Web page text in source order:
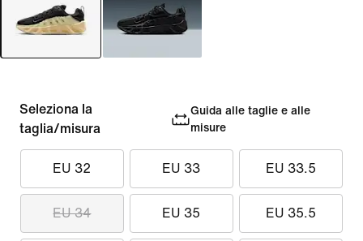
Seleziona la
taglia/misura
Guida alle taglie e alle
misure
EU 32 EU 33 EU 33.5
EU 34 EU 35 EU 35.5